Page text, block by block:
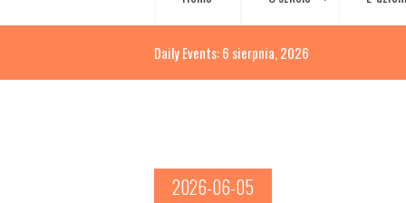
Daily Events: 6 sierpnia, 2026
2026-06-05